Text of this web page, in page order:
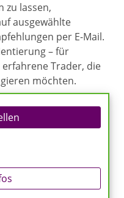
zu lassen,
ausgewählte
per E-Mail.
– für
Trader, die
möchten.